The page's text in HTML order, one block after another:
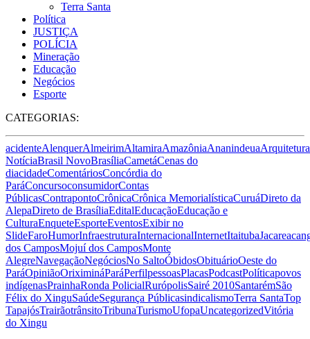
Terra Santa
Política
JUSTIÇA
POLÍCIA
Mineração
Educação
Negócios
Esporte
CATEGORIAS:
acidenteAlenquerAlmeirimAltamiraAmazôniaAnanindeuaArquitetura
NotíciaBrasil NovoBrasíliaCametáCenas do
diacidadeComentáriosConcórdia do
ParáConcursoconsumidorContas
PúblicasContrapontoCrônicaCrônica MemorialísticaCuruáDireto da
AlepaDireto de BrasíliaEditalEducaçãoEducação e
CulturaEnqueteEsporteEventosExibir no
SlideFaroHumorInfraestruturaInternacionalInternetItaituba
dos CamposMojuí dos CamposMonte
AlegreNavegaçãoNegóciosNo SaltoÓbidosObituárioOeste do
ParáOpiniãoOriximináParáPerfilpessoasPlacasPodcastPolíticapovos
indígenasPrainhaRonda PolicialRurópolisSairé 2010SantarémSão
Félix do XinguSaúdeSegurança PúblicasindicalismoTerra SantaTop
TapajósTrairãotrânsitoTribunaTurismoUfopaUncategorizedVitória
do Xingu